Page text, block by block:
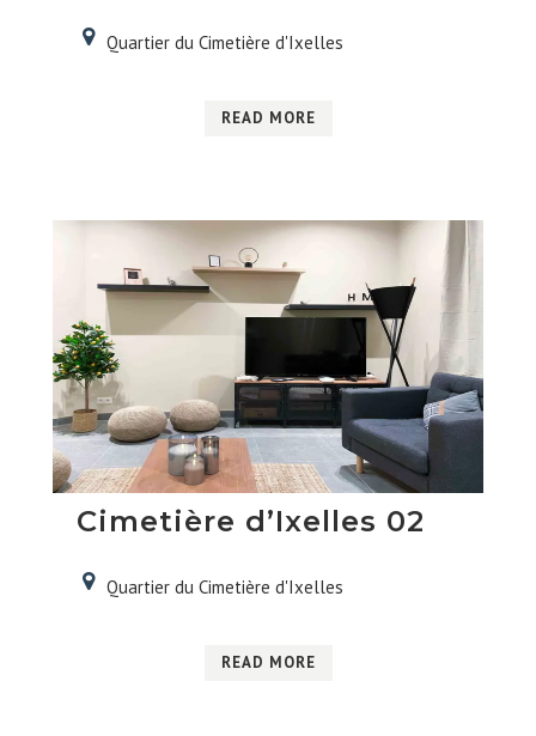
Quartier du Cimetière d'Ixelles
READ MORE
Cimetière d’Ixelles 02
Quartier du Cimetière d'Ixelles
READ MORE